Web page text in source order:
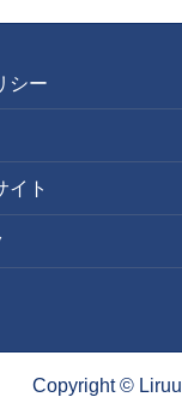
シー
イト
Copyright © Liruu